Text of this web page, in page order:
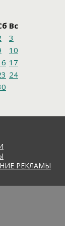
Вс
3
10
17
24
РЕКЛАМЫ